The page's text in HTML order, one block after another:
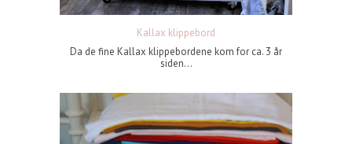
Kallax klippebord
Da de fine Kallax klippebordene kom for ca. 3 år
siden...